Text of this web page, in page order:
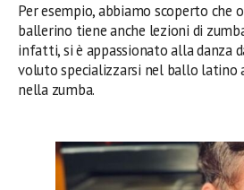
Per esempio, abbiamo scoperto che
ballerino tiene anche lezioni di
infatti, si è appassionato alla danza
voluto specializzarsi nel ballo latino
nella zumba.